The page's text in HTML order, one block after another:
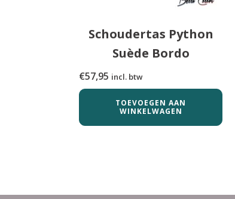
Schoudertas Python
Suède Bordo
€57,95 incl. btw
TOEVOEGEN AAN
WINKELWAGEN